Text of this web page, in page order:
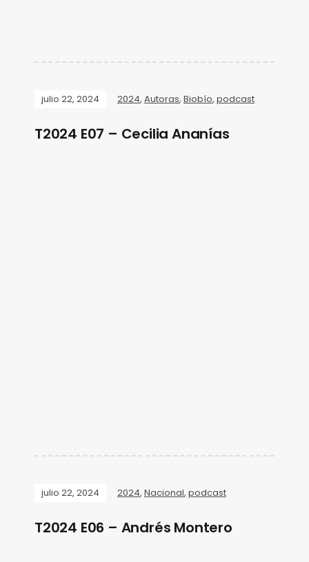
julio 22, 2024 2024, Autoras, Biobío, podcast
T2024 E07 – Cecilia Ananías
julio 22, 2024 2024, Nacional, podcast
T2024 E06 – Andrés Montero